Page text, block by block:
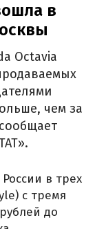
в
Octavia
чем за
в трех
с тремя
до